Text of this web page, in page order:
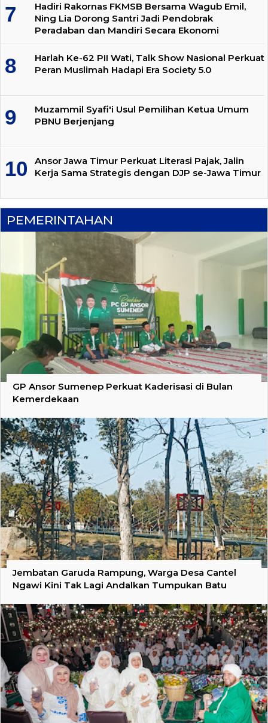
Hadiri Rakornas FKMSB Bersama Wagub Emil,
Ning Lia Dorong Santri Jadi Pendobrak
Peradaban dan Mandiri Secara Ekonomi
Harlah Ke-62 PII Wati, Talk Show Nasional Perkuat
Peran Muslimah Hadapi Era Society 5.0
Muzammil Syafi'i Usul Pemilihan Ketua Umum
PBNU Berjenjang
Ansor Jawa Timur Perkuat Literasi Pajak, Jalin
Kerja Sama Strategis dengan DJP se-Jawa Timur
PEMERINTAHAN
GP Ansor Sumenep Perkuat Kaderisasi di Bulan
Kemerdekaan
Jembatan Garuda Rampung, Warga Desa Cantel
Ngawi Kini Tak Lagi Andalkan Tumpukan Batu